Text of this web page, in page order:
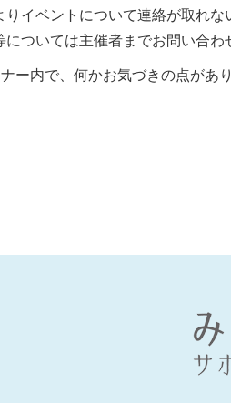
イベントについて連絡が取れな
ついては主催者までお問い合わ
ー内で、何かお気づきの点があ